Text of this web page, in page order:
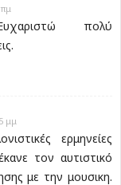
πολύ
μμ
ερμηνείες
τον αυτιστικό
με την μουσικη.